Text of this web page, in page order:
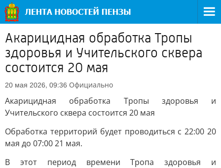
Акарицидная обработка Тропы
здоровья и Учительского сквера
состоится 20 мая
20 мая 2026, 09:36 Официально
Акарицидная обработка Тропы здоровья и
Учительского сквера состоится 20 мая
Обработка территорий будет проводиться с 22:00 20
мая до 07:00 21 мая.
В этот период времени Тропа здоровья и